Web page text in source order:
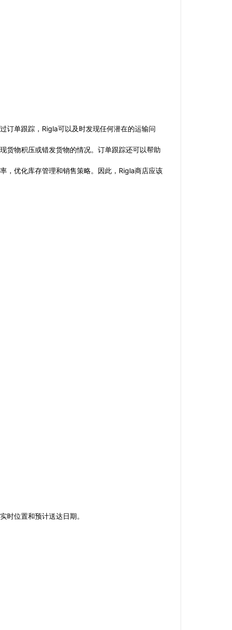
订单跟踪，Rigla可以及时发现任何潜在的运输问
货物积压或错发货物的情况。订单跟踪还可以帮助
，优化库存管理和销售策略。因此，Rigla商店应该
时位置和预计送达日期。